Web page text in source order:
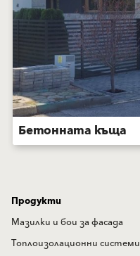
Бетонната къща
Продукти
Мазилки и бои за фасада
Топлоизолационни системи